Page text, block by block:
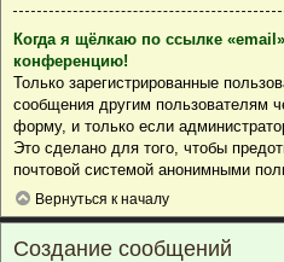
Когда я щёлкаю по ссылке
конференцию!
Только зарегистрированные
сообщения другим пользователям
форму, и только если
Это сделано для того, чтобы
почтовой системой анонимными
Вернуться к началу
Создание сообщений